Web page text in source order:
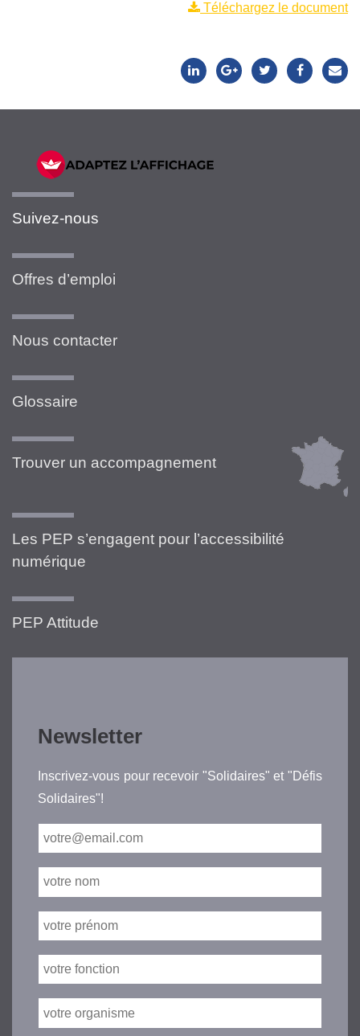
Téléchargez le document
Suivez-nous
Offres d’emploi
Nous contacter
Glossaire
Trouver un accompagnement
Les PEP s’engagent pour l’accessibilité
numérique
PEP Attitude
Newsletter
Inscrivez-vous pour recevoir "Solidaires" et "Défis
Solidaires"!